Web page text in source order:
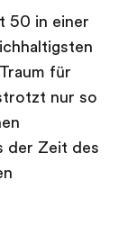
50 in einer
für
nur so
der Zeit des